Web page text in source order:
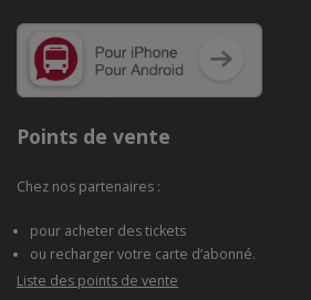
Points de vente
Chez nos partenaires :
pour acheter des tickets
ou recharger votre carte d’abonné.
Liste des points de vente